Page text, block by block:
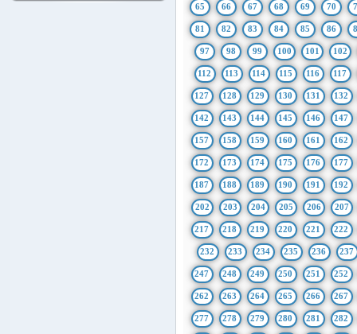
65 66 67 68 69 70
81 82 83 84 85 86
97 98 99 100 101 102
112 113 114 115 116 117
127 128 129 130 131 132
142 143 144 145 146 147
157 158 159 160 161 162
172 173 174 175 176 177
187 188 189 190 191 192
202 203 204 205 206 207
217 218 219 220 221 222
232 233 234 235 236 237
247 248 249 250 251 252
262 263 264 265 266 267
277 278 279 280 281 282